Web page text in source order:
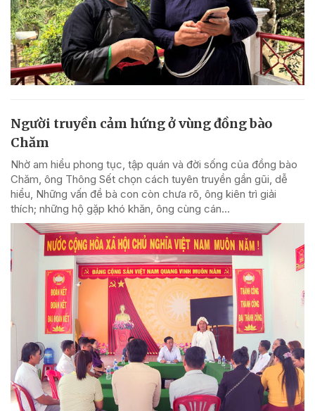
Người truyền cảm hứng ở vùng đồng bào
Chăm
Nhờ am hiểu phong tục, tập quán và đời sống của đồng bào
Chăm, ông Thông Sết chọn cách tuyên truyền gần gũi, dễ
hiểu, Những vấn đề bà con còn chưa rõ, ông kiên trì giải
thích; những hộ gặp khó khăn, ông cùng cán...